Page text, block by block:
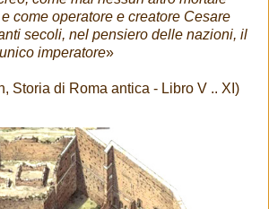
come operatore e creatore Cesare
secoli, nel pensiero delle nazioni, il
imperatore»
Storia di Roma antica - Libro V .. XI)